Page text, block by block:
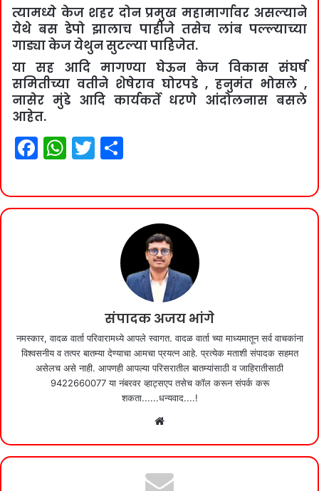
त्यामध्ये केज शहर दोन प्रमुख महामार्गावर असल्याने
येथे बस डेपो झालाच पाहीजे तसेच लांब पल्ल्याच्या
गाड्या केज येथुन सुटल्या पाहिजेत.
या सह आदि मागण्या घेऊन केज विकास संघर्ष
समितीच्या वतीने शेषेराव घोरपडे , हनुमंत भोसले ,
नासेर मुंडे आदि कार्यकर्ते धरणे आंदोलनास बसले
आहेत.
F
c
e
W
at
s
T
itt
er
ar
e
संपादक अजय भांगे
नमस्कार, वादळ वार्ता परिवारामध्ये आपले स्वागत. वादळ वार्ता च्या माध्यमातून सर्व वाचकांना
विश्वसनीय व तत्पर बातम्या देण्याचा आमचा प्रयत्न आहे. प्रत्येक मताशी संपादक सहमत
असेलच असे नाही. आपणही आपल्या परिसरातील बातम्यांसाठी व जाहिरातीसाठी
9422660077 या नंबरवर व्हाट्सएप तसेच कॉल करून संपर्क करू
शकता......धन्यवाद....!
Website